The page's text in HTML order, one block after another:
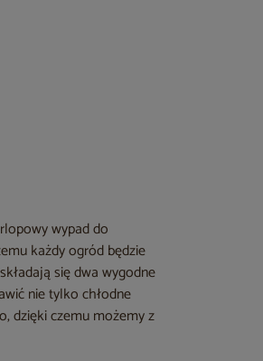
wypad do
każdy ogród będzie
się dwa wygodne
nie tylko chłodne
dzięki czemu możemy z